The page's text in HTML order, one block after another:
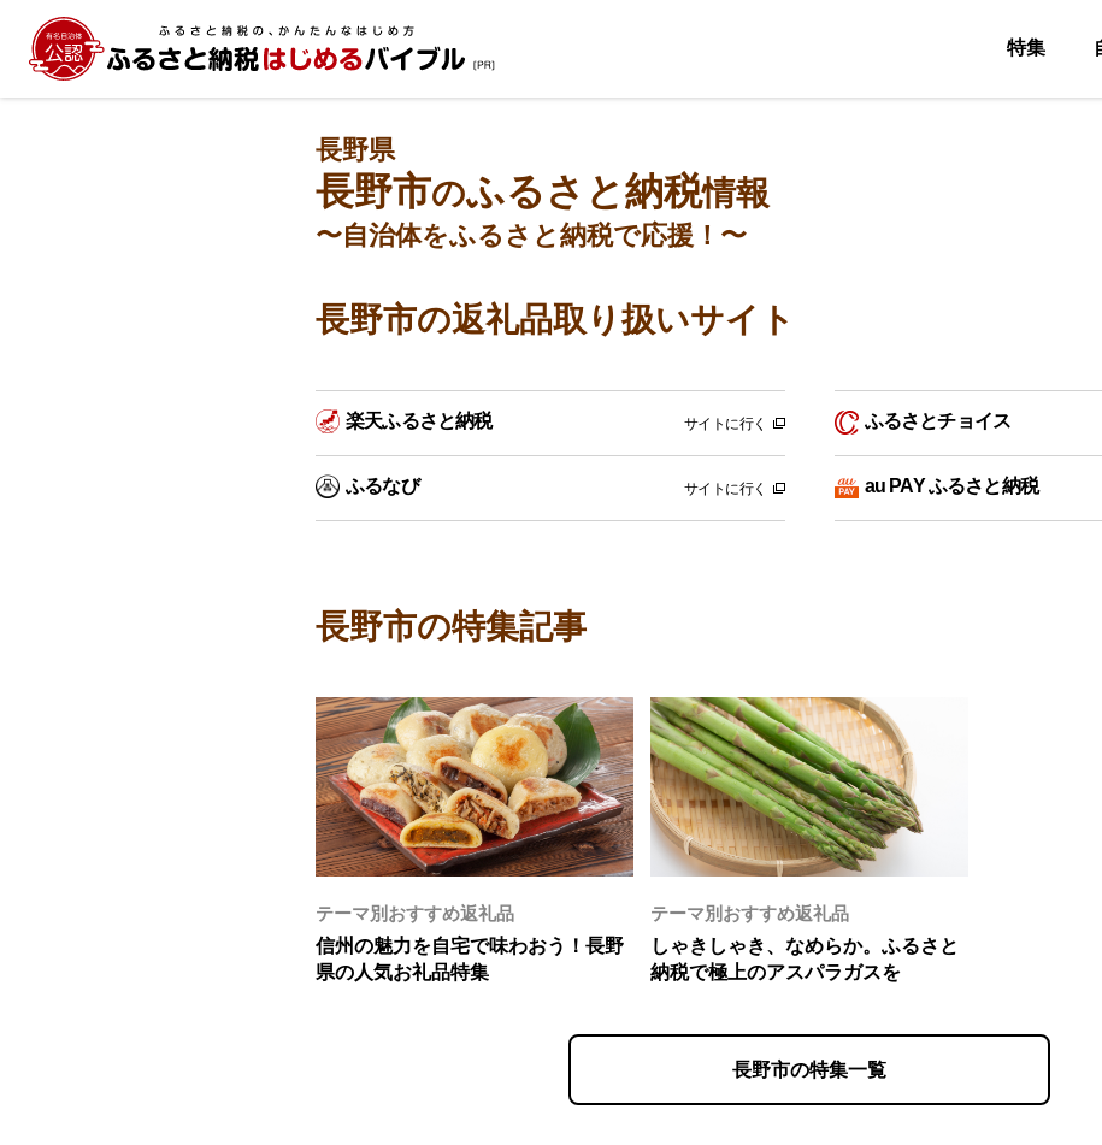
特集
長野県
長野市のふるさと納税情報
〜自治体をふるさと納税で応援！〜
長野市の返礼品取り扱いサイト
楽天ふるさと納税 サイトに行く ふるさとチョイス
ふるなび サイトに行く au PAY ふるさと納税
長野市の特集記事
テーマ別おすすめ返礼品
信州の魅力を自宅で味わおう！長野
県の人気お礼品特集
テーマ別おすすめ返礼品
しゃきしゃき、なめらか。ふるさと
納税で極上のアスパラガスを
長野市の特集一覧